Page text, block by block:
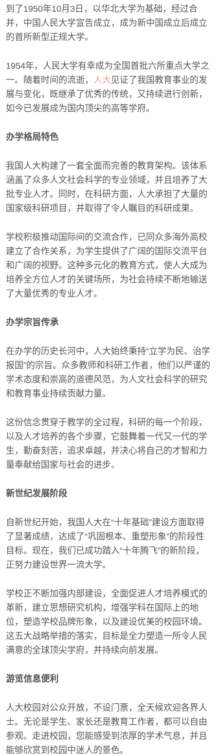
到了1950年10月3日，以华北大学为基础，经过合
并，中国人民大学宣告成立，成为新中国成立后成立
的首所新型正规大学。
1954年，人民大学有幸成为全国首批六所重点大学之
一。随着时间的流逝， 人大 见证了我国教育事业的发
展与变化，既继承了优秀的传统，又持续进行创新，
如今已发展成为国内顶尖的高等学府。
办学格局特色
我国人大构建了一套全面而完善的教育架构。该体系
涵盖了众多人文社会科学的专业领域，并且培养了大
批专业人才。同时，在科研方面，人大承担了大量的
国家级科研项目，并取得了令人瞩目的科研成果。
学校积极推动国际间的交流合作，已同众多海外高校
建立了合作关系，为学生提供了广阔的国际交流平台
和广阔的视野。这种多元化的教育方式，使人大成为
培养全方位人才的关键场所，为社会持续不断地输送
了大量优秀的专业人才。
办学宗旨传承
在办学的历史长河中，人大始终秉持“立学为民、治学
报国”的宗旨。众多教师和科研工作者，他们以严谨的
学术态度和崇高的道德风范，为人文社会科学的研究
和教育事业持续贡献力量。
这份信念贯穿于教学的全过程，科研的每一个阶段，
以及人才培养的各个步骤，它鼓舞着一代又一代的学
生，勤奋刻苦，追求卓越，并决心将自己的才智和力
量奉献给国家与社会的进步。
新世纪发展阶段
自新世纪开始，我国人大在“十年基础”建设方面取得
了显著成绩，达成了“巩固根本、重塑形象”的阶段性
目标。现在，我们已成功踏入“十年腾飞”的新阶段，
正努力建设世界一流大学。
学校正不断加强内部建设，全面促进人才培养模式的
革新，建立思想研究机构，增强学科在国际上的地
位，塑造学校品牌形象，以及建设优美的校园环境。
这五大战略举措的落实，目标是全力塑造一所令人民
满意的全球顶尖学府，并持续向前发展。
游览信息便利
人大校园对公众开放，不设门票，全天候欢迎各界人
士。无论是学生、家长还是教育工作者，都可以自由
参观。走进校园，您能感受到浓厚的学术气息，并且
能够欣赏到校园中迷人的景色。